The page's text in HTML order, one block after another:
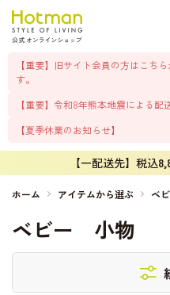
【重要】旧サイト会員の方はこち
す。
【重要】令和8年熊本地震による配
【夏季休業のお知らせ】
【一配送先】税込
ホーム アイテムから選ぶ ベ
ベビー 小物